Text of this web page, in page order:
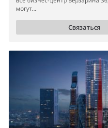
могут...
Связаться